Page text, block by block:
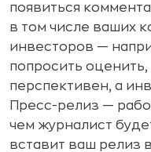
появиться
в том числе ваших
инвесторов —
попросить
перспективен, а
Пресс-релиз —
чем журналист
вставит ваш релиз